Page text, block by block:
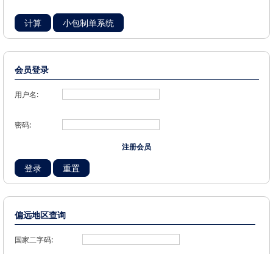
小包制单系统
会员登录
用户名:
密码:
注册会员
偏远地区查询
国家二字码: